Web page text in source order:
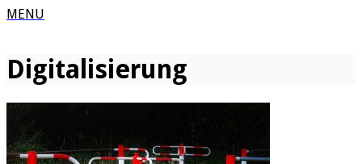
MENU
Digitalisierung